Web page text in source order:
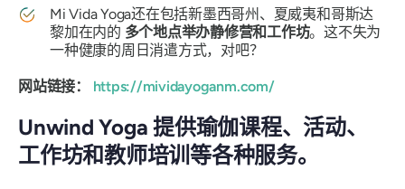
Mi Vida Yoga还在包括新墨西哥州、夏威夷和哥斯达
黎加在内的 多个地点举办静修营和工作坊。这不失为
一种健康的周日消遣方式，对吧？
网站链接： https://mividayoganm.com/
Unwind Yoga 提供瑜伽课程、活动、
工作坊和教师培训等各种服务。